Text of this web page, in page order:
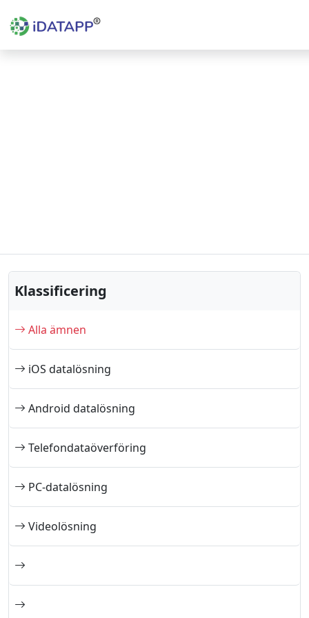
Klassificering
Alla ämnen
iOS datalösning
Android datalösning
Telefondataöverföring
PC-datalösning
Videolösning